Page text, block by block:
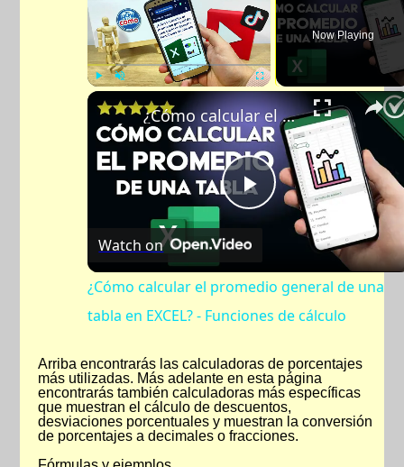
Fullscreen
Now Playing
Play
¿Cómo calcular el promedio general de una tabla en EXCEL? - Funciones de cálculo
Watch on
¿Cómo calcular el promedio general de una
tabla en EXCEL? - Funciones de cálculo
Arriba encontrarás las calculadoras de porcentajes
más utilizadas. Más adelante en esta página
encontrarás también calculadoras más específicas
que muestran el cálculo de descuentos,
desviaciones porcentuales y muestran la conversión
de porcentajes a decimales o fracciones.